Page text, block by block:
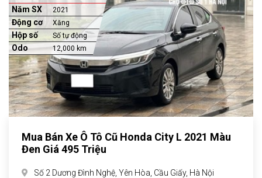
Năm SX 2021
Động cơ Xăng
Hộp số Số tự động
Odo 12,000 km
Mua Bán Xe Ô Tô Cũ Honda City L 2021 Màu
Đen Giá 495 Triệu
Số 2 Dương Đình Nghệ, Yên Hòa, Cầu Giấy, Hà Nội